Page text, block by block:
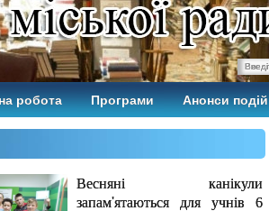
робота Програми Анонси подій
Весняні канікули
запам'ятаються для учнів 6